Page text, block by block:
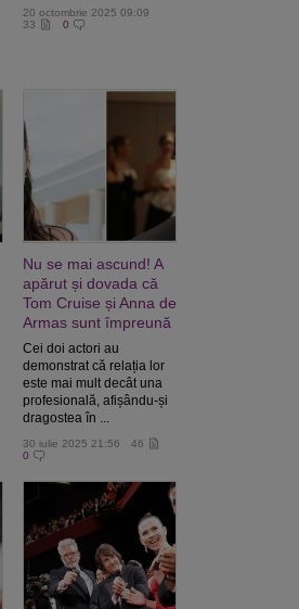
20 octombrie 2025 09:09
33
0
Nu se mai ascund! A
apărut și dovada că
Tom Cruise și Anna de
Armas sunt împreună
Cei doi actori au
demonstrat că relația lor
este mai mult decât una
profesională, afișându-și
dragostea în ...
30 iulie 2025 21:56
46
0